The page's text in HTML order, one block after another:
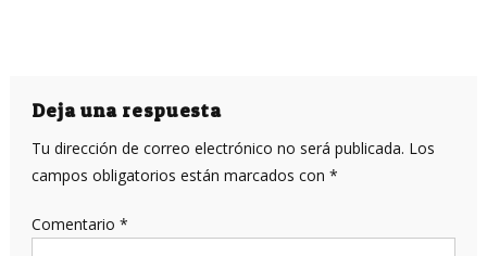
Deja una respuesta
Tu dirección de correo electrónico no será publicada. Los
campos obligatorios están marcados con *
Comentario *